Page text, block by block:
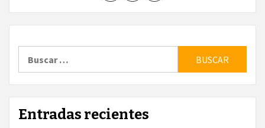
Entradas recientes